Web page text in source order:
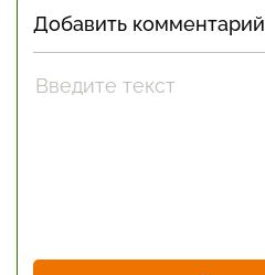
Добавить комментарий